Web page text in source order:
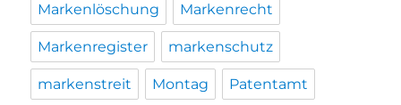
Markenlöschung Markenrecht
Markenregister markenschutz
markenstreit Montag Patentamt